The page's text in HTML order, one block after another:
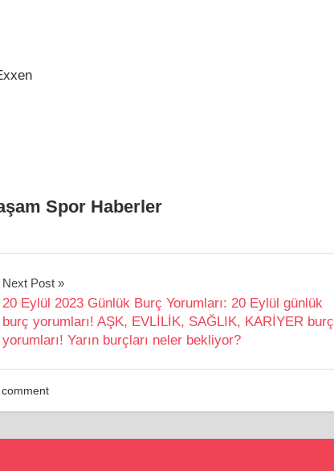
Spor Haberler
Next Post
20 Eylül 2023 Günlük Burç Yorumları: 20 Eylül günlük
burç yorumları! AŞK, EVLİLİK, SAĞLIK, KARİYER burç
yorumları! Yarın burçları neler bekliyor?